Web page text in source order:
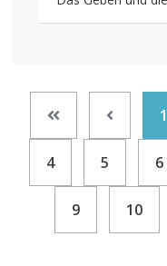
1
4 5 6
9 10